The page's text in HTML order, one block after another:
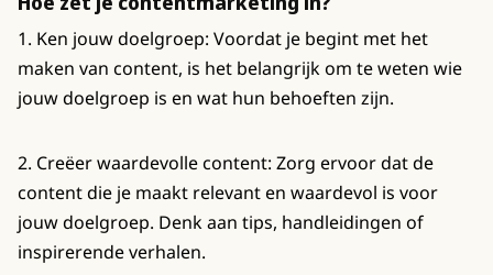
1. Ken jouw doelgroep: Voordat je begint met het
maken van content, is het belangrijk om te weten wie
jouw doelgroep is en wat hun behoeften zijn.
2. Creëer waardevolle content: Zorg ervoor dat de
content die je maakt relevant en waardevol is voor
jouw doelgroep. Denk aan tips, handleidingen of
inspirerende verhalen.